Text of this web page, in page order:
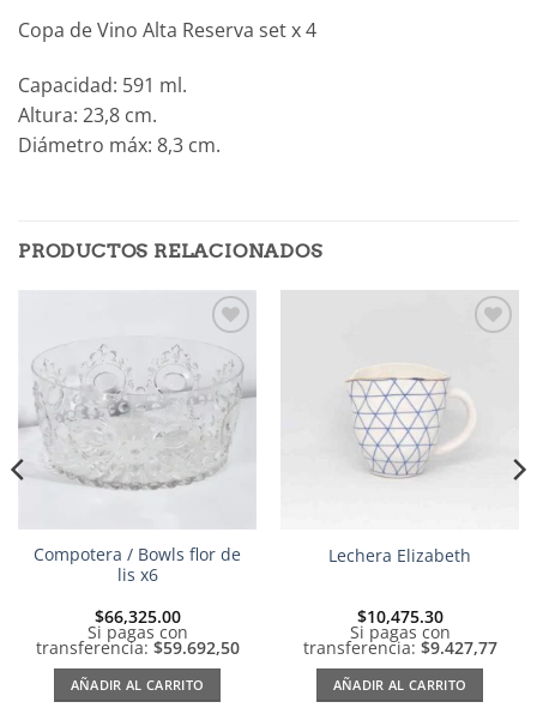
Copa de Vino Alta Reserva set x 4
Capacidad: 591 ml.
Altura: 23,8 cm.
Diámetro máx: 8,3 cm.
PRODUCTOS RELACIONADOS
Añadir
a la
lista de
deseos
Compotera / Bowls flor de
lis x6
$66,325.00
Si pagas con
transferencia: $59.692,50
AÑADIR AL CARRITO
deseos
Lechera Elizabeth
$10,475.30
Si pagas con
transferencia: $9.427,77
AÑADIR AL CARRITO